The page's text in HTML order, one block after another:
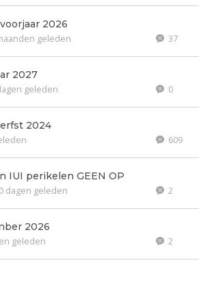
2026
geleden 37
2027
geleden 0
2024
609
IUI perikelen GEEN OP
dagen geleden 2
2026
geleden 2